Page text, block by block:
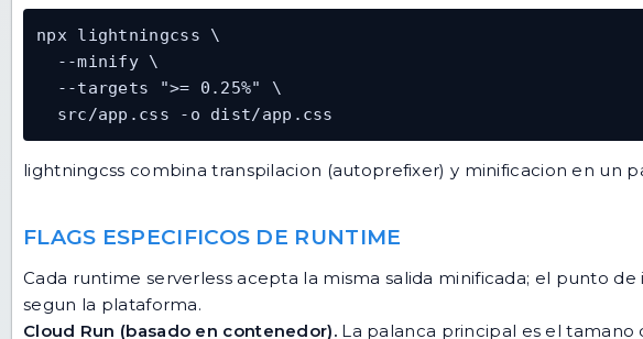
npx lightningcss \
  --minify \
  --targets ">= 0.25%" \
  src/app.css -o dist/app.css
lightningcss combina transpilacion (autoprefixer) y minificacion en un
FLAGS ESPECIFICOS DE RUNTIME
Cada runtime serverless acepta la misma salida minificada; el punto
segun la plataforma.
Cloud Run (basado en contenedor).La palanca principal es el tamano